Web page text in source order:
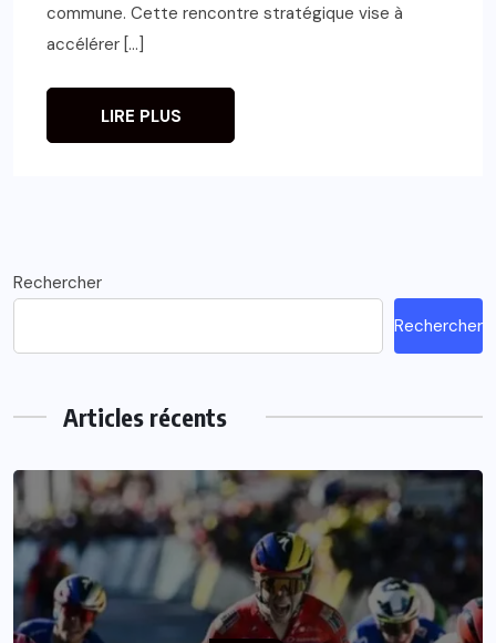
commune. Cette rencontre stratégique vise à
accélérer […]
LIRE PLUS
Rechercher
Rechercher
Articles récents